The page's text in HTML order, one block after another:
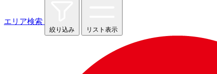
エリア検索
絞り込み リスト表示